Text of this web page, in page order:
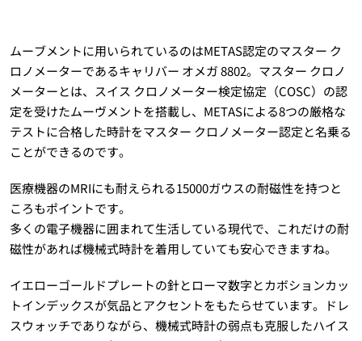
ムーブメントに用いられているのはMETAS認定のマスター ク
ロノメーターであるキャリバー オメガ 8802。マスター クロノ
メーターとは、スイス クロノメーター検定協定（COSC）の認
定を受けたムーヴメントを搭載し、METASによる8つの厳格な
テストに合格した時計をマスター クロノメーター認定と名乗る
ことができるのです。
医療機器のMRIにも耐えられる15000ガウスの耐磁性を持つと
ころもポイントです。
多くの電子機器に囲まれて生活している現代で、これだけの耐
磁性があれば機械式時計を着用していても安心できますね。
イエローゴールドプレートの針とローマ数字とカボションカッ
トインデックスが気品とアクセントをもたらせています。ドレ
スウォッチでありながら、機械式時計の弱点も克服したハイス